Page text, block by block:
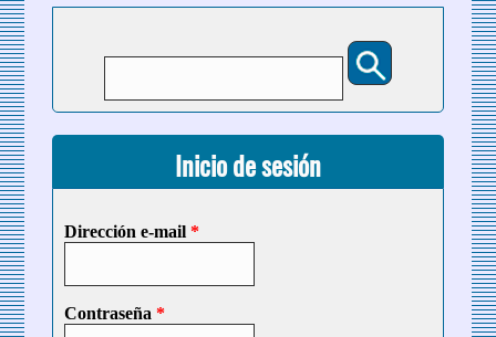
Inicio de sesión
Dirección e-mail *
Contraseña *